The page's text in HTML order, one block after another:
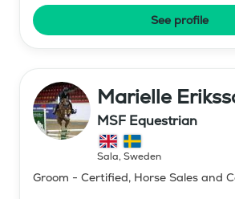
See profile
Marielle
MSF Equestrian
Sala, Sweden
Groom - Certified, Horse Sales and